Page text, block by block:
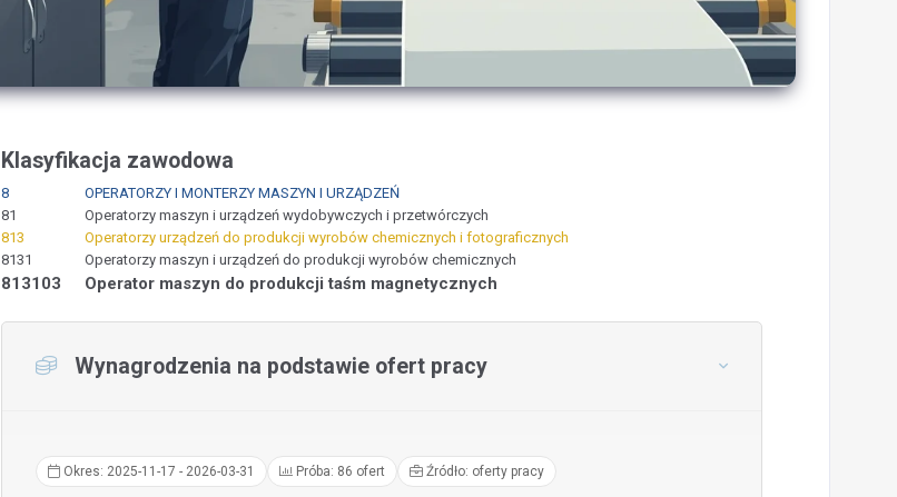
Klasyfikacja zawodowa
8
OPERATORZY I MONTERZY MASZYN I URZĄDZEŃ
81
Operatorzy maszyn i urządzeń wydobywczych i przetwórczych
813
Operatorzy urządzeń do produkcji wyrobów chemicznych i fotograficznych
8131
Operatorzy maszyn i urządzeń do produkcji wyrobów chemicznych
813103 Operator maszyn do produkcji taśm magnetycznych
Wynagrodzenia na podstawie ofert pracy
Okres: 2025-11-17 - 2026-03-31 Próba: 86 ofert Źródło: oferty pracy